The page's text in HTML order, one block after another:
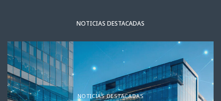
NOTICIAS DESTACADAS
NOTICIAS DESTACADAS